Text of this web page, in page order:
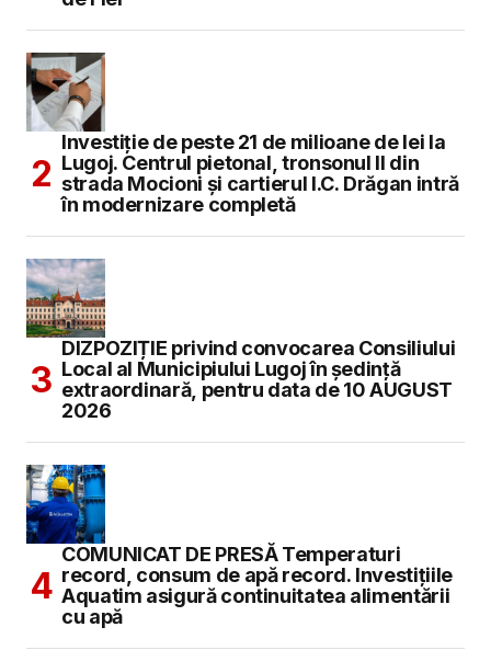
Investiție de peste 21 de milioane de lei la
Lugoj. Centrul pietonal, tronsonul II din
strada Mocioni și cartierul I.C. Drăgan intră
în modernizare completă
DIZPOZIȚIE privind convocarea Consiliului
Local al Municipiului Lugoj în şedinţă
extraordinară, pentru data de 10 AUGUST
2026
COMUNICAT DE PRESĂ Temperaturi
record, consum de apă record. Investițiile
Aquatim asigură continuitatea alimentării
cu apă